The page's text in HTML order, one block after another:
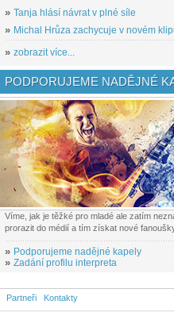
» Tanja hlásí návrat v plné síle
» Michal Hrůza zachycuje v novém
» zobrazit více...
PODPORUJEME NADĚJNÉ
Víme, jak je těžké pro mladé ale zatím
prorazit do médií a tím získat nové
» Podporujeme nadějné kapely
» Zadání profilu interpreta
Partneři Kontakty